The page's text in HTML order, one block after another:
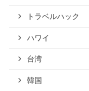
トラベルハック
ハワイ
台湾
韓国